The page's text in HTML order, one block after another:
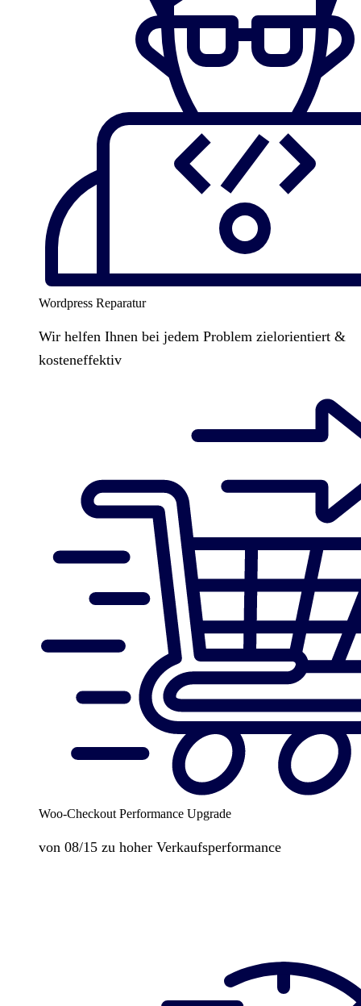
Wordpress Reparatur
Wir helfen Ihnen bei jedem Problem zielorientiert &
kosteneffektiv
Woo-Checkout Performance Upgrade
von 08/15 zu hoher Verkaufsperformance